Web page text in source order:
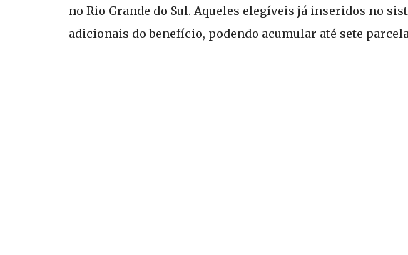
no Rio Grande do Sul. Aqueles elegíveis já inseridos no
adicionais do benefício, podendo acumular até sete